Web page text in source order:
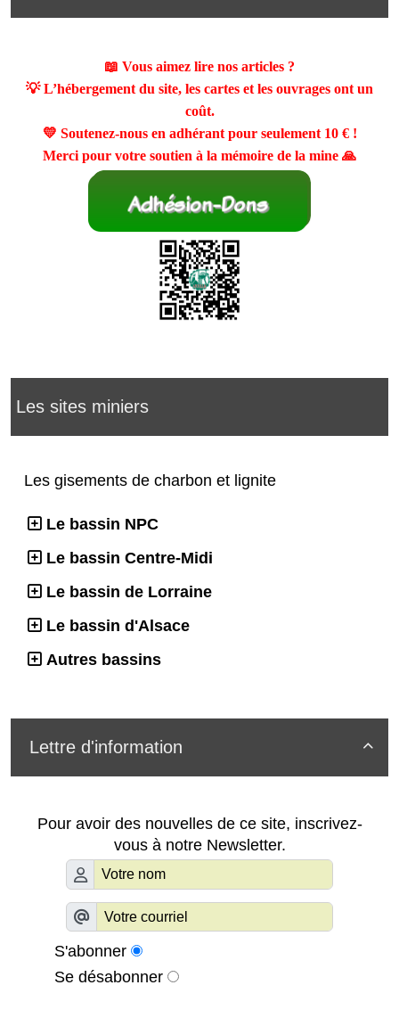
📖 Vous aimez lire nos articles ?
💡 L’hébergement du site, les cartes et les ouvrages ont un
coût.
💛 Soutenez-nous en adhérant pour seulement 10 €!
Merci pour votre soutien à la mémoire de la mine 🙏
Les sites miniers
Les gisements de charbon et lignite
Le bassin NPC
Le bassin Centre-Midi
Le bassin de Lorraine
Le bassin d'Alsace
Autres bassins

Lettre d'information
Pour avoir des nouvelles de ce site, inscrivez-
vous à notre Newsletter.
S'abonner
Se désabonner